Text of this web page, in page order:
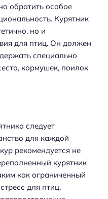
обратить особое
Курятник
но и
для птиц. Он должен
специально
кормушек, поилок
следует
для каждой
рекомендуется не
курятник
как ограниченный
для птиц,